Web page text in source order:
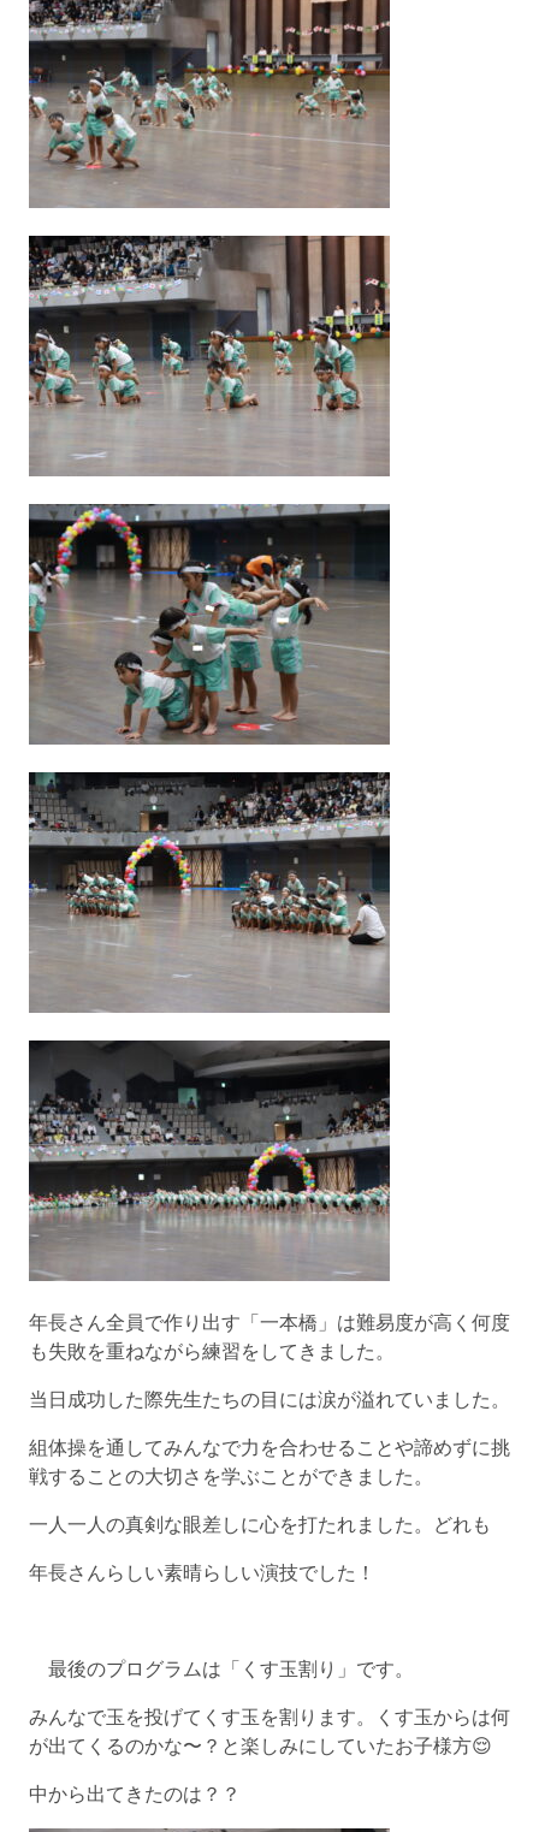
年長さん全員で作り出す「一本橋」は難易度が高く何度
も失敗を重ねながら練習をしてきました。
当日成功した際先生たちの目には涙が溢れていました。
組体操を通してみんなで力を合わせることや諦めずに挑
戦することの大切さを学ぶことができました。
一人一人の真剣な眼差しに心を打たれました。どれも
年長さんらしい素晴らしい演技でした！
最後のプログラムは「くす玉割り」です。
みんなで玉を投げてくす玉を割ります。くす玉からは何
が出てくるのかな〜？と楽しみにしていたお子様方😌
中から出てきたのは？？